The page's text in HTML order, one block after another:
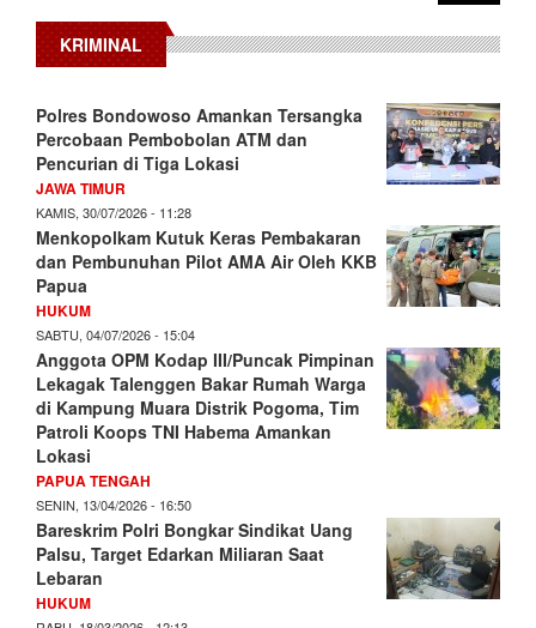
KRIMINAL
Polres Bondowoso Amankan Tersangka
Percobaan Pembobolan ATM dan
Pencurian di Tiga Lokasi
JAWA TIMUR
KAMIS, 30/07/2026 - 11:28
Menkopolkam Kutuk Keras Pembakaran
dan Pembunuhan Pilot AMA Air Oleh KKB
Papua
HUKUM
SABTU, 04/07/2026 - 15:04
Anggota OPM Kodap III/Puncak Pimpinan
Lekagak Talenggen Bakar Rumah Warga
di Kampung Muara Distrik Pogoma, Tim
Patroli Koops TNI Habema Amankan
Lokasi
PAPUA TENGAH
SENIN, 13/04/2026 - 16:50
Bareskrim Polri Bongkar Sindikat Uang
Palsu, Target Edarkan Miliaran Saat
Lebaran
HUKUM